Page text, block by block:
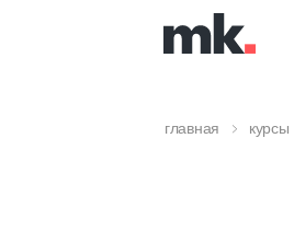
курсы
главная